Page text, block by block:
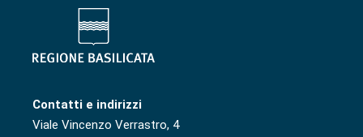
Contatti e indirizzi
Viale Vincenzo Verrastro, 4